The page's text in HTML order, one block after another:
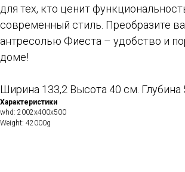
для тех, кто ценит
современный стиль. Преобразите
антресолью Фиеста – удобство и
доме!
Ширина 133,2 Высота 40 см. Глубина
Характеристики
whd: 2002x400x500
Weight: 42000g